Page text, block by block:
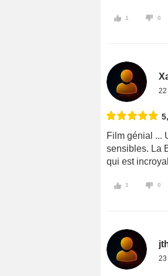
1 0
Film génial ...
sensibles. La
qui est
1 0